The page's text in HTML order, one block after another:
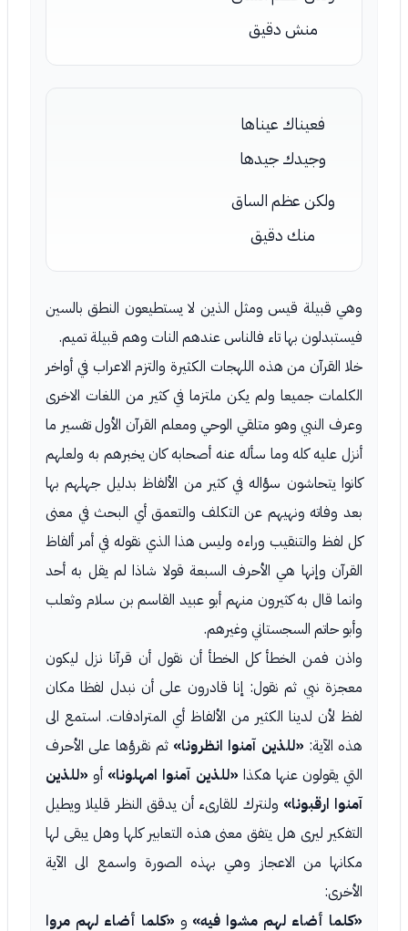
منش دقيق
فعيناك عيناها
وجيدك جيدها
ولكن عظم الساق
منك دقيق
وهي قبيلة قيس ومثل الذين لا يستطيعون النطق بالسين
فيستبدلون بها تاء فالناس عندهم النات وهم قبيلة تميم.
خلا القرآن من هذه اللهجات الكثيرة والتزم الاعراب في أواخر
الكلمات جميعا ولم يكن ملتزما في كثير من اللغات الاخرى
وعرف النبي وهو متلقي الوحي ومعلم القرآن الأول تفسير ما
أنزل عليه كله وما سأله عنه أصحابه كان يخبرهم به ولعلهم
كانوا يتحاشون سؤاله في كثير من الألفاظ بدليل جهلهم بها
بعد وفاته ونهيهم عن التكلف والتعمق أي البحث في معنى
كل لفظ والتنقيب وراءه وليس هذا الذي نقوله في أمر ألفاظ
القرآن وإنها هي الأحرف السبعة قولا شاذا لم يقل به أحد
وانما قال به كثيرون منهم أبو عبيد القاسم بن سلام وثعلب
وأبو حاتم السجستاني وغيرهم.
واذن فمن الخطأ كل الخطأ أن نقول أن قرآنا نزل ليكون
معجزة نبي ثم نقول: إنا قادرون على أن نبدل لفظا مكان
لفظ لأن لدينا الكثير من الألفاظ أي المترادفات. استمع الى
هذه الآية: «للذين آمنوا انظرونا» ثم نقرؤها على الأحرف
التي يقولون عنها هكذا «للذين آمنوا امهلونا» أو «للذين
آمنوا ارقبونا» ولنترك للقارىء أن يدقق النظر قليلا ويطيل
التفكير ليرى هل يتفق معنى هذه التعابير كلها وهل يبقى لها
مكانها من الاعجاز وهي بهذه الصورة واسمع الى الآية
الأخرى:
«كلما أضاء لهم مشوا فيه» و «كلما أضاء لهم مروا